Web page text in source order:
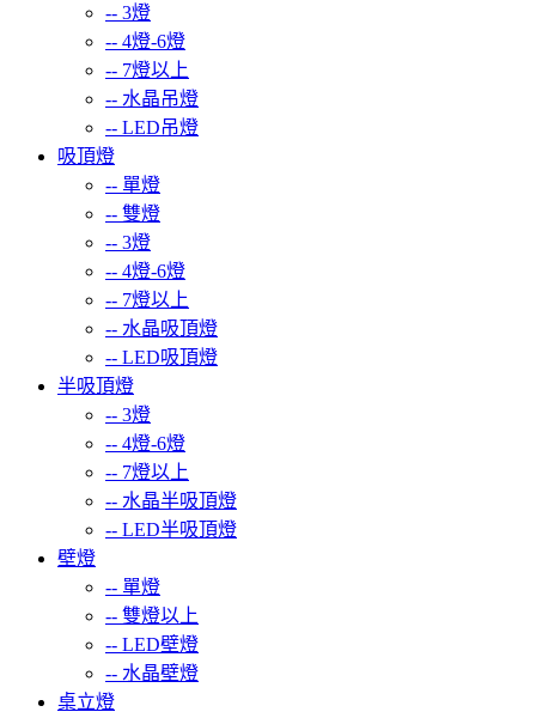
-- 3燈
-- 4燈-6燈
-- 7燈以上
-- 水晶吊燈
-- LED吊燈
吸頂燈
-- 單燈
-- 雙燈
-- 3燈
-- 4燈-6燈
-- 7燈以上
-- 水晶吸頂燈
-- LED吸頂燈
半吸頂燈
-- 3燈
-- 4燈-6燈
-- 7燈以上
-- 水晶半吸頂燈
-- LED半吸頂燈
壁燈
-- 單燈
-- 雙燈以上
-- LED壁燈
-- 水晶壁燈
桌立燈